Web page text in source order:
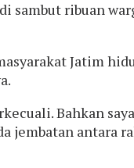
sambut ribuan
Jatim
Bahkan
jembatan antara